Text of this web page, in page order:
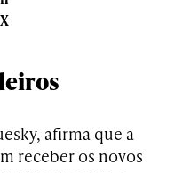
afirma que a
receber os novos